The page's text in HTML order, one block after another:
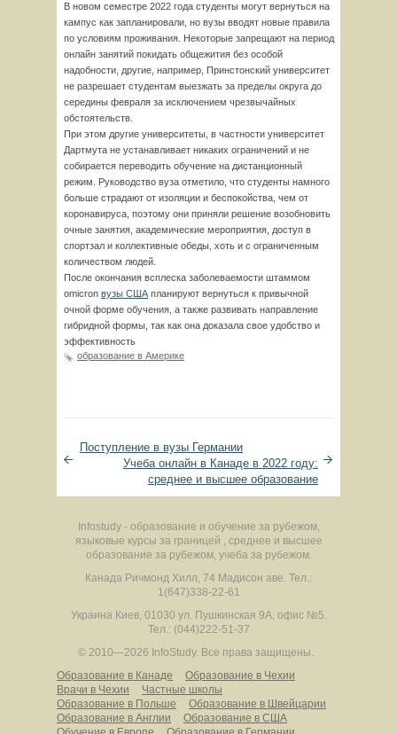
В новом семестре 2022 года студенты могут вернуться на
кампус как запланировали, но вузы вводят новые правила
по условиям проживания. Некоторые запрещают на период
онлайн занятий покидать общежития без особой
надобности, другие, например, Принстонский университет
не разрешает студентам выезжать за пределы округа до
середины февраля за исключением чрезвычайных
обстоятельств.
При этом другие университеты, в частности университет
Дартмута не устанавливает никаких ограничений и не
собирается переводить обучение на дистанционный
режим. Руководство вуза отметило, что студенты намного
больше страдают от изоляции и беспокойства, чем от
коронавируса, поэтому они приняли решение возобновить
очные занятия, академические мероприятия, доступ в
спортзал и коллективные обеды, хоть и с ограниченным
количеством людей.
После окончания всплеска заболеваемости штаммом
omicron вузы США планируют вернуться к привычной
очной форме обучения, а также развивать направление
гибридной формы, так как она доказала свое удобство и
эффективность
образование в Америке
Поступление в вузы Германии
Учеба онлайн в Канаде в 2022 году:
среднее и высшее образование
Infostudy - образование и обучение за рубежом,
языковые курсы за границей , среднее и высшее
образование за рубежом, учеба за рубежом.
Канада Ричмонд Хилл, 74 Мадисон аве. Тел.:
1(647)338-22-61
Украина Киев, 01030 ул. Пушкинская 9А, офис №5.
Тел.: (044)222-51-37
© 2010—2026 InfoStudy. Все права защищены.
Образование в Канаде
Образование в Чехии
Врачи в Чехии
Частные школы
Образование в Польше
Образование в Швейцарии
Образование в Англии
Образование в США